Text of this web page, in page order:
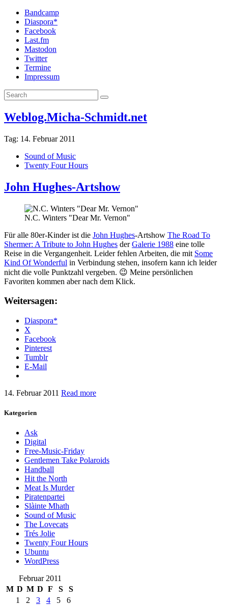
Bandcamp
Diaspora*
Facebook
Last.fm
Mastodon
Twitter
Termine
Impressum
Weblog.Micha-Schmidt.net
Tag: 14. Februar 2011
Sound of Music
Twenty Four Hours
John Hughes-Artshow
N.C. Winters "Dear Mr. Vernon"
Für alle 80er-Kinder ist die John Hughes-Artshow The Road To
Shermer: A Tribute to John Hughes derGalerie 1988 eine tolle
Reise in die Vergangenheit. Leider fehlen Arbeiten, die mit Some
Kind Of Wonderful in Verbindung stehen, insofern kann ich leider
nicht die volle Punktzahl vergeben. 😉 Meine persönlichen
Favoriten kommen aber nach dem Klick.
Weitersagen:
Diaspora*
X
Facebook
Pinterest
Tumblr
E-Mail
14. Februar 2011 Read more
Kategorien
Ask
Digital
Free-Music-Friday
Gentlemen Take Polaroids
Handball
Hit the North
Meat Is Murder
Piratenpartei
Slàinte Mhath
Sound of Music
The Lovecats
Trés Jolie
Twenty Four Hours
Ubuntu
WordPress
Februar 2011
M D M D F S
S
1
2 3 4 5
6